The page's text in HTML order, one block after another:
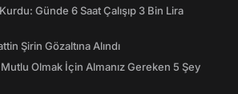
için, özel kabartma
Üzerinde mini beyaz
bacakları, şehrin
Günde 6 Saat Çalışıp 3 Bin Lira
Şirin Gözaltına Alındı
Olmak İçin Almanız Gereken 5 Şey